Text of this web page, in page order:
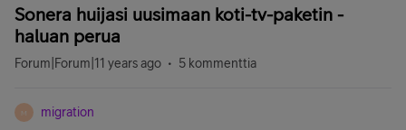
Sonera huijasi uusimaan koti-tv-paketin -
haluan perua
Forum|Forum|11 years ago 5 kommenttia
M migration